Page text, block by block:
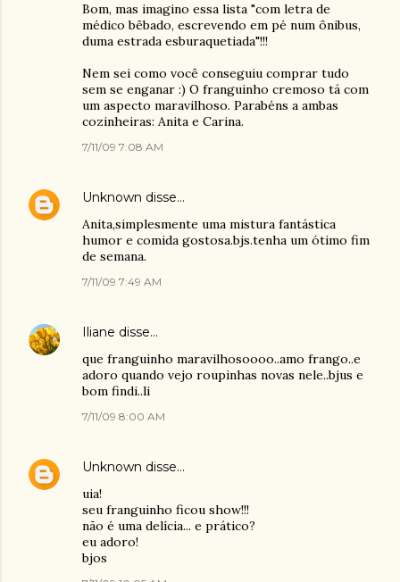
Bom, mas imagino essa lista "com letra de
médico bêbado, escrevendo em pé num ônibus,
duma estrada esburaquetiada"!!!
Nem sei como você conseguiu comprar tudo
sem se enganar :) O franguinho cremoso tá com
um aspecto maravilhoso. Parabéns a ambas
cozinheiras: Anita e Carina.
7/11/09 7:08 AM
Unknown disse…
Anita,simplesmente uma mistura fantástica
humor e comida gostosa.bjs.tenha um ótimo fim
de semana.
7/11/09 7:49 AM
Iliane disse…
que franguinho maravilhosoooo..amo frango..e
adoro quando vejo roupinhas novas nele..bjus e
bom findi..li
7/11/09 8:00 AM
Unknown disse…
uia!
seu franguinho ficou show!!!
não é uma delícia... e prático?
eu adoro!
bjos